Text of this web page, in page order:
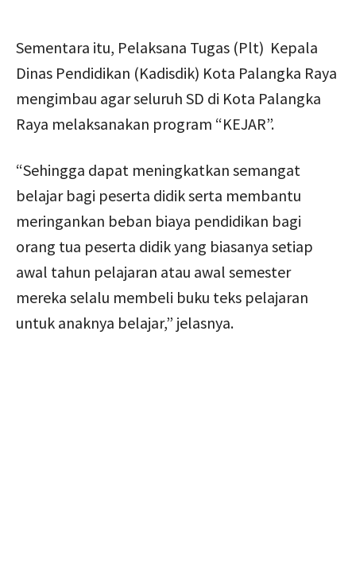
Sementara itu, Pelaksana Tugas (Plt) Kepala
Dinas Pendidikan (Kadisdik) Kota Palangka Raya
mengimbau agar seluruh SD di Kota Palangka
Raya melaksanakan program “KEJAR”.
“Sehingga dapat meningkatkan semangat
belajar bagi peserta didik serta membantu
meringankan beban biaya pendidikan bagi
orang tua peserta didik yang biasanya setiap
awal tahun pelajaran atau awal semester
mereka selalu membeli buku teks pelajaran
untuk anaknya belajar,” jelasnya.